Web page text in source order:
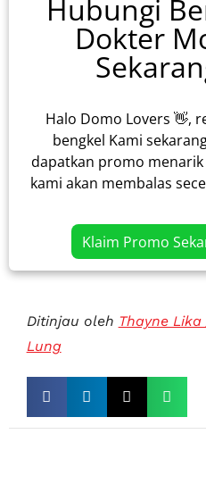
Hubungi
Dokter
Halo Domo Lovers 👋,
bengkel Kami
dapatkan promo menarik
kami akan membalas
Klaim Promo
Ditinjau oleh Thayne
Lung